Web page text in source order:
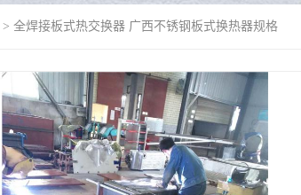
> 全焊接板式热交换器 广西不锈钢板式换热器规格